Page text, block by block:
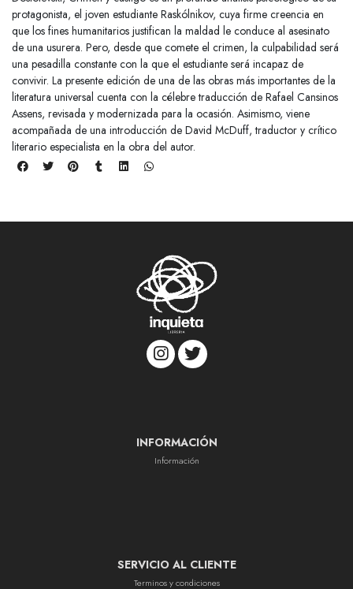
protagonista, el joven estudiante Raskólnikov, cuya firme creencia en
que los fines humanitarios justifican la maldad le conduce al asesinato
de una usurera. Pero, desde que comete el crimen, la culpabilidad será
una pesadilla constante con la que el estudiante será incapaz de
convivir. La presente edición de una de las obras más importantes de la
literatura universal cuenta con la célebre traducción de Rafael Cansinos
Assens, revisada y modernizada para la ocasión. Asimismo, viene
acompañada de una introducción de David McDuff, traductor y crítico
literario especialista en la obra del autor.
INFORMACIÓN
Información
SERVICIO AL CLIENTE
Terminos y condiciones